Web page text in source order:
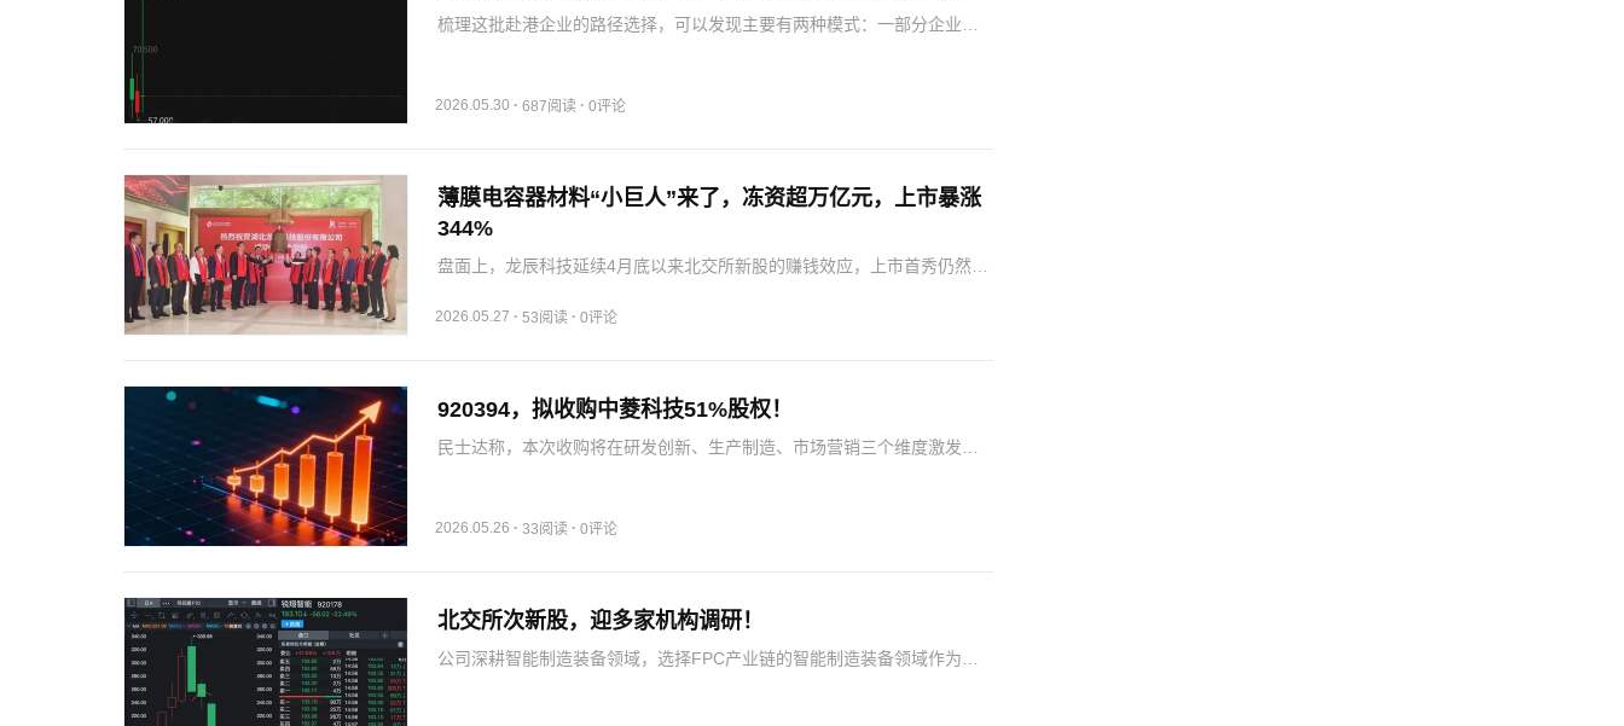
梳理这批赴港企业的路径选择，可以发现主要有两种模式：一部分企业选
留新三…
2026.05.30 · 687阅读 · 0评论
薄膜电容器材料“小巨人”来了，冻资超万亿元，上市暴涨
344%
盘面上，龙辰科技延续4月底以来北交所新股的赚钱效应，上市首秀仍然表
55.69亿元。公司本次公开发行数量为3399.85万股，发行价…
2026.05.27 · 53阅读 · 0评论
920394，拟收购中菱科技51%股权！
民士达称，本次收购将在研发创新、生产制造、市场营销三个维度激发显
高端溢价，…
2026.05.26 · 33阅读 · 0评论
北交所次新股，迎多家机构调研！
公司深耕智能制造装备领域，选择FPC产业链的智能制造装备领域作为发